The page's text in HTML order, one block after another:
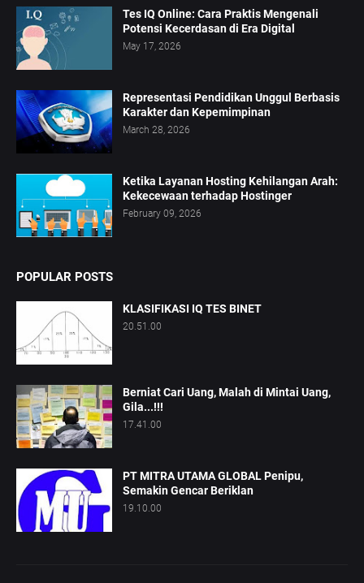
Tes IQ Online: Cara Praktis Mengenali
Potensi Kecerdasan di Era Digital
May 17, 2026
Representasi Pendidikan Unggul Berbasis
Karakter dan Kepemimpinan
March 28, 2026
Ketika Layanan Hosting Kehilangan Arah:
Kekecewaan terhadap Hostinger
February 09, 2026
POPULAR POSTS
KLASIFIKASI IQ TES BINET
20.51.00
Berniat Cari Uang, Malah di Mintai Uang,
Gila...!!!
17.41.00
PT MITRA UTAMA GLOBAL Penipu,
Semakin Gencar Beriklan
19.10.00